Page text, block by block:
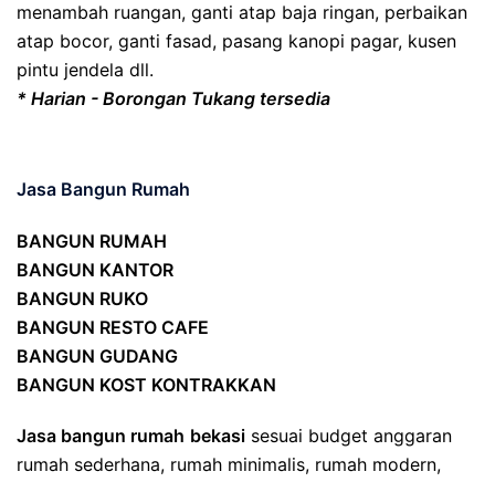
menambah ruangan, ganti atap baja ringan, perbaikan
atap bocor, ganti fasad, pasang kanopi pagar, kusen
pintu jendela dll.
* Harian - Borongan Tukang tersedia
Jasa Bangun Rumah
BANGUN RUMAH
BANGUN KANTOR
BANGUN RUKO
BANGUN RESTO CAFE
BANGUN GUDANG
BANGUN KOST KONTRAKKAN
Jasa bangun rumah bekasi sesuai budget anggaran
rumah sederhana, rumah minimalis, rumah modern,